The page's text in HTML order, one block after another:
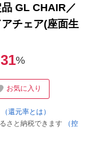
品 GL CHAIR／
チェア(座面生
31%
お気に入り
（還元率とは）
さと納税できます
（控